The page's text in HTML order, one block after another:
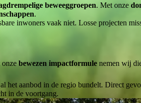
beweeggroepen. Met onze
.
inwoners vaak niet. Losse projecten
onze bewezen impactformule nemen wij
het aanbod in de regio bundelt. Direct
in de voortgang.